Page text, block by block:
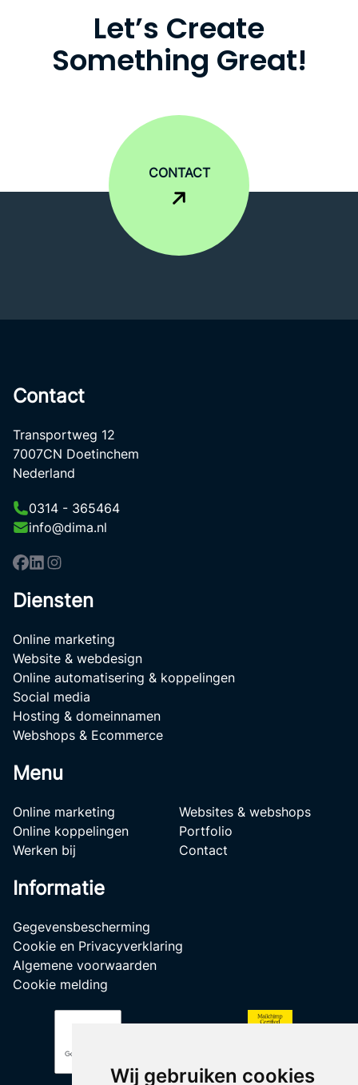
Wij gebruiken cookies
Let’s Create
Something Great!
CONTACT
Contact
Transportweg 12
7007CN Doetinchem
Nederland
0314 - 365464
info@dima.nl
Diensten
Online marketing
Website & webdesign
Online automatisering & koppelingen
Social media
Hosting & domeinnamen
Webshops & Ecommerce
Menu
Online marketing
Websites & webshops
Online koppelingen
Portfolio
Werken bij
Contact
Informatie
Gegevensbescherming
Cookie en Privacyverklaring
Algemene voorwaarden
Cookie melding